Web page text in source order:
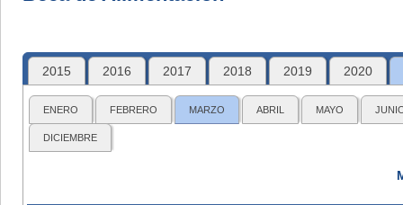
2015 2016 2017 2018 2019 2020
ENERO FEBRERO MARZO ABRIL MAYO
DICIEMBRE